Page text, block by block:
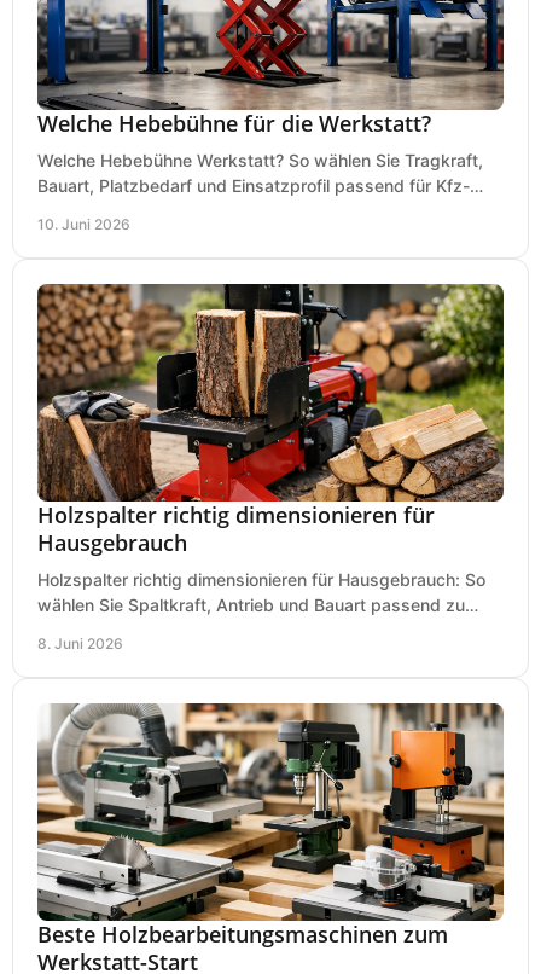
Welche Hebebühne für die Werkstatt?
Welche Hebebühne Werkstatt? So wählen Sie Tragkraft,
Bauart, Platzbedarf und Einsatzprofil passend für Kfz-
10. Juni 2026
Holzspalter richtig dimensionieren für
Hausgebrauch
Holzspalter richtig dimensionieren für Hausgebrauch: So
wählen Sie Spaltkraft, Antrieb und Bauart passend zu
8. Juni 2026
Beste Holzbearbeitungsmaschinen zum
Werkstatt-Start